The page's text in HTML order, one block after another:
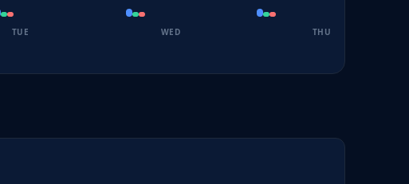
TUE WED THU